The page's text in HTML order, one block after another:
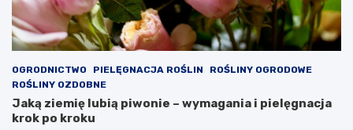
OGRODNICTWO PIELĘGNACJA ROŚLIN
ROŚLINY OGRODOWE
ROŚLINY OZDOBNE
Jaką ziemię lubią piwonie – wymagania i pielęgnacja
krok po kroku